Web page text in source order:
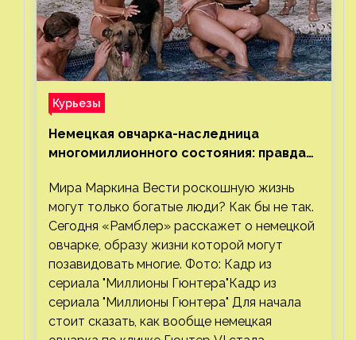
Курьезы
Немецкая овчарка-наследница
многомиллионного состояния: правда
Мира Маркина Вести роскошную жизнь
могут только богатые люди? Как бы не так.
Сегодня «Рамблер» расскажет о немецкой
овчарке, образу жизни которой могут
позавидовать многие. Фото: Кадр из
сериала "Миллионы Гюнтера"Кадр из
сериала "Миллионы Гюнтера" Для начала
стоит сказать, как вообще немецкая